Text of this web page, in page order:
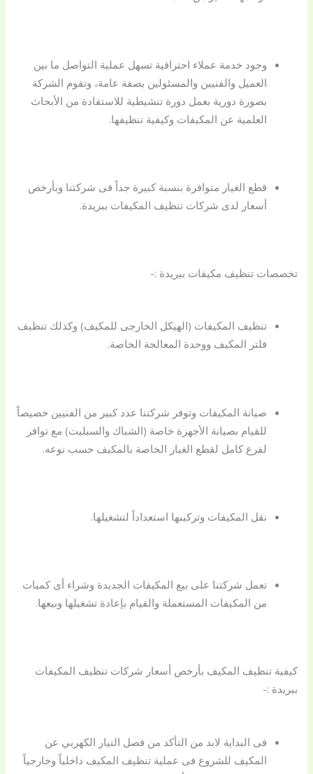
وجود خدمة عملاء احترافية تسهل عملية التواصل ما بين
العميل والفنيين والمسئولين بصفة عامة، وتقوم الشركة
بصورة دورية بعمل دورة تنشيطية للاستفادة من الأبحاث
العلمية عن المكيفات وكيفية تنظيفها.
قطع الغيار متوافرة بنسبة كبيرة جداً فى شركتنا وبأرخص
أسعار لدى شركات تنظيف المكيفات ببريدة.
تخصصات تنظيف مكيفات ببريدة :-
تنظيف المكيفات (الهيكل الخارجى للمكيف) وكذلك تنظيف
فلتر المكيف ووحدة المعالجة الخاصة.
صيانة المكيفات وتوفر شركتنا عدد كبير من الفنيين خصيصاً
للقيام بصيانة الأجهزة خاصة (الشباك والسبليت) مع توافر
لفرع كامل لقطع الغيار الخاصة بالمكيف حسب نوعه.
نقل المكيفات وتركيبها استعداداً لتشغيلها.
تعمل شركتنا على بيع المكيفات الجديدة وشراء أى كميات
من المكيفات المستعملة والقيام بإعادة تشغيلها وبيعها.
كيفية تنظيف المكيف بأرخص أسعار شركات تنظيف المكيفات
ببريدة :-
فى البداية لابد من التأكد من فصل التيار الكهربي عن
المكيف للشروع فى عملية تنظيف المكيف داخلياً وخارجياً